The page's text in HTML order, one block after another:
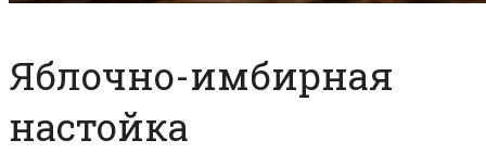
Яблочно-имбирная
настойка